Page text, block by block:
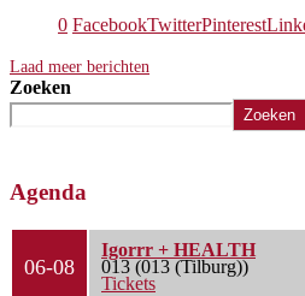
0 FacebookTwitterPinterest
Laad meer berichten
Zoeken
Zoeken
Agenda
06-08
Igorrr + HEALTH
013 (013 (Tilburg))
Tickets